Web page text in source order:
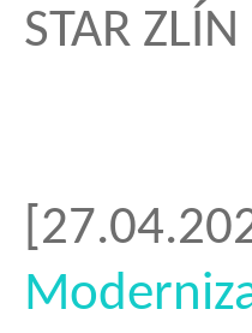
STAR
why
do
people